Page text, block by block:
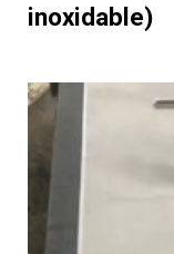
inoxidable)